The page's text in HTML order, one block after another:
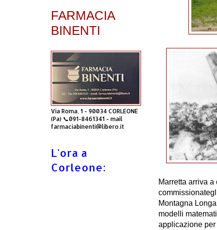
Marretta arriva
Montagna
modelli
applicazione
FARMACIA
BINENTI
Via Roma, 1 - 90034 CORLEONE
(Pa) 📞091-8461341 - mail
farmaciabinenti@libero.it
L'ora a
Corleone: